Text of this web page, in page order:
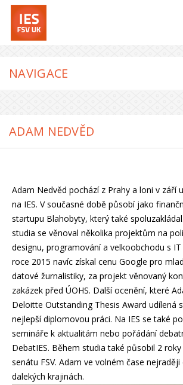
NAVIGACE
ADAM NEDVĚD
Adam Nedvěd pochází z Prahy a loni v září
na IES. V současné době působí jako
startupu Blahobyty, který také
studia se věnoval několika projektům na
designu, programování a velkoobchodu s IT
roce 2015 navíc získal cenu Google pro
datové žurnalistiky, za projekt věnovaný
zakázek před ÚOHS. Další ocenění, které
Deloitte Outstanding Thesis Award udílená
nejlepší diplomovou práci. Na IES se také
semináře k aktualitám nebo pořádání
DebatIES. Během studia také působil 2
senátu FSV. Adam ve volném čase
dalekých krajinách.